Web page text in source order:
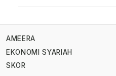
AMEERA
EKONOMI SYARIAH
SKOR